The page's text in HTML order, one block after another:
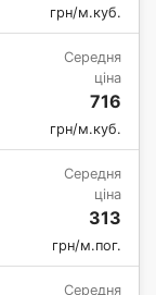
грн/м.куб.
Середня
ціна
716
грн/м.куб.
Середня
ціна
313
грн/м.пог.
Середня